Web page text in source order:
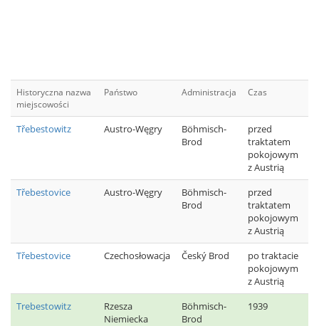
Historyczna nazwa
miejscowości
Państwo Administracja Czas
Třebestowitz Austro-Węgry
Böhmisch-
Brod
przed
traktatem
pokojowym
z Austrią
Třebestovice
Austro-Węgry
Böhmisch-
Brod
przed
traktatem
pokojowym
z Austrią
Třebestovice
Czechosłowacja Český Brod
po traktacie
pokojowym
z Austrią
Trebestowitz
Rzesza
Niemiecka
Böhmisch-
Brod
1939